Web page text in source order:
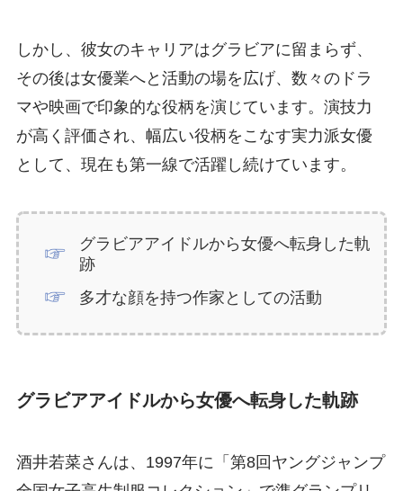
しかし、彼女のキャリアはグラビアに留まらず、
その後は女優業へと活動の場を広げ、数々のドラ
マや映画で印象的な役柄を演じています。演技力
が高く評価され、幅広い役柄をこなす実力派女優
として、現在も第一線で活躍し続けています。
グラビアアイドルから女優へ転身した軌
跡
多才な顔を持つ作家としての活動
グラビアアイドルから女優へ転身した軌跡
酒井若菜さんは、1997年に「第8回ヤングジャンプ